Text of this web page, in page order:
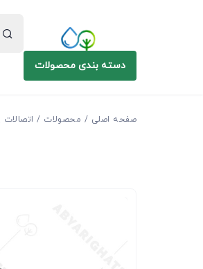
دسته بندی محصولات
صفحه اصلی محصولات اتصالات